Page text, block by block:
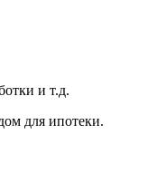
и т.д.
для ипотеки.